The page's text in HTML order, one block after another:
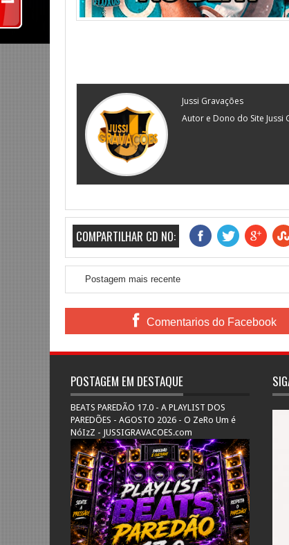
Jussi Gravações
Autor e Dono do Site Jussi
COMPARTILHAR CD NO:
Postagem mais recente
Comentarios do Facebook
POSTAGEM EM DESTAQUE
BEATS PAREDÃO 17.0 - A PLAYLIST DOS
PAREDÕES - AGOSTO 2026 - O ZeRo Um é
NóIzZ - JUSSIGRAVACOES.com